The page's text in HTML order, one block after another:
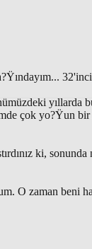
yıllarda
çok yo?Ÿun
ki, sonunda
O zaman beni